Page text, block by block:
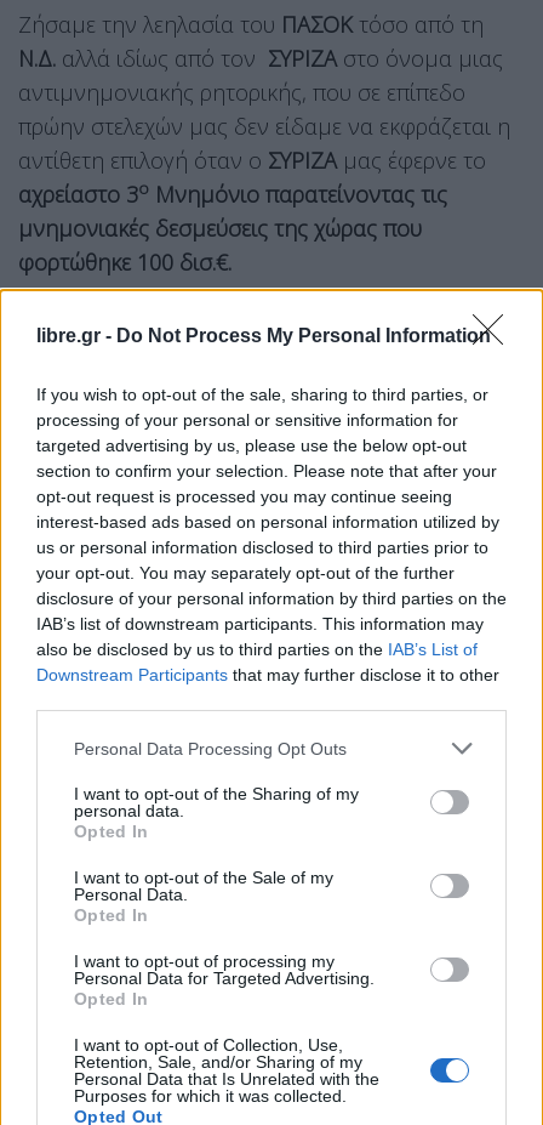
libre.gr - Do Not Process My Personal Information
If you wish to opt-out of the sale, sharing to third parties, or
processing of your personal or sensitive information for
targeted advertising by us, please use the below opt-out
section to confirm your selection. Please note that after your
opt-out request is processed you may continue seeing
interest-based ads based on personal information utilized by
us or personal information disclosed to third parties prior to
your opt-out. You may separately opt-out of the further
disclosure of your personal information by third parties on the
IAB’s list of downstream participants. This information may
also be disclosed by us to third parties on the IAB’s List of
Downstream Participants that may further disclose it to other
Personal Data Processing Opt Outs
I want to opt-out of the Sharing of my
personal data.
Opted In
I want to opt-out of the Sale of my
Personal Data.
Opted In
I want to opt-out of processing my
Personal Data for Targeted Advertising.
Opted In
I want to opt-out of Collection, Use,
Retention, Sale, and/or Sharing of my
Personal Data that Is Unrelated with the
Purposes for which it was collected.
Opted Out
Ζήσαμε την λεηλασία του ΠΑΣΟΚ τόσο από τη
Ν.Δ. αλλά ιδίως από τον ΣΥΡΙΖΑ στο όνομα μιας
αντιμνημονιακής ρητορικής, που σε επίπεδο
πρώην στελεχών μας δεν είδαμε να εκφράζεται η
αντίθετη επιλογή όταν ο ΣΥΡΙΖΑ μας έφερνε το
αχρείαστο 3ο Μνημόνιο παρατείνοντας τις
μνημονιακές δεσμεύσεις της χώρας που
φορτώθηκε 100 δισ.€.
Δεν πρόκειται και δεν πρέπει να ξαναζήσουμε
αντίστοιχα φαινόμενα. Είμαστε εδώ όλοι για
πρωταγωνιστή και πάλι των πολιτικών
εξελίξεων.
Δεν κατανοώ για ποια προβλήματα μιλάτε. Η Ν.Δ
χρεώνεται όλες τις αποτυχίες αυτής της περιόδου
παρά τον πακτωλό χρημάτων που έχουν
δαπανηθεί και ταυτόχρονα διακηρύσσει, ότι θέλει
μόνο την αυτοδυναμία και γι’ αυτό φαίνεται
διατεθειμένη να πάει και σε δεύτερες και σε τρίτες
εκλογές. Επομένως, η Ν.Δ. και όχι το ΠΑΣΟΚ θα
χρεωθεί το κόστος των επιλογών της.
-Και οι πιθανότητες συνεργασίας με τον ΣΥΡΙΖΑ,
ποιες είναι;
Θεωρώ ότι μας χωρίζει μεγάλη απόσταση και από
ΣΥΡΙΖΑ.Ο κόσμος
του ΠΑΣΟΚ δεν ξεχνά ότι
προπηλακιστήκαμε, επιδιώχθηκε να κλείσουν
κανάλια και εφημερίδες, κυνηγήθηκαν από το
δικαστικό παρακράτος στελέχη μας, κ.α.
Βλέπουν να υπερασπίζονται ακόμη στο
ΣΥΡΙΖΑ